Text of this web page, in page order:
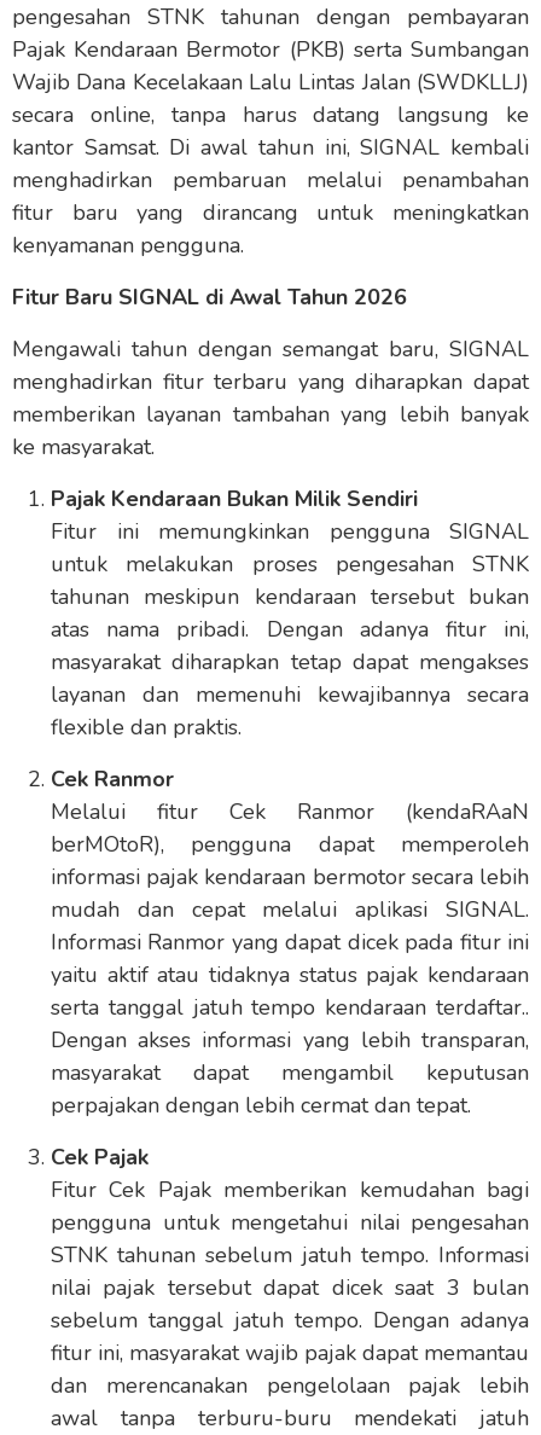
pengesahan STNK tahunan dengan pembayaran
Pajak Kendaraan Bermotor (PKB) serta Sumbangan
Wajib Dana Kecelakaan Lalu Lintas Jalan (SWDKLLJ)
secara online, tanpa harus datang langsung ke
kantor Samsat. Di awal tahun ini, SIGNAL kembali
menghadirkan pembaruan melalui penambahan
fitur baru yang dirancang untuk meningkatkan
kenyamanan pengguna.
Fitur Baru SIGNAL di Awal Tahun 2026
Mengawali tahun dengan semangat baru, SIGNAL
menghadirkan fitur terbaru yang diharapkan dapat
memberikan layanan tambahan yang lebih banyak
ke masyarakat.
Pajak Kendaraan Bukan Milik Sendiri
Fitur ini memungkinkan pengguna SIGNAL
untuk melakukan proses pengesahan STNK
tahunan meskipun kendaraan tersebut bukan
atas nama pribadi. Dengan adanya fitur ini,
masyarakat diharapkan tetap dapat mengakses
layanan dan memenuhi kewajibannya secara
flexible dan praktis.
Cek Ranmor
Melalui fitur Cek Ranmor (kendaRAaN
berMOtoR), pengguna dapat memperoleh
informasi pajak kendaraan bermotor secara lebih
mudah dan cepat melalui aplikasi SIGNAL.
Informasi Ranmor yang dapat dicek pada fitur ini
yaitu aktif atau tidaknya status pajak kendaraan
serta tanggal jatuh tempo kendaraan terdaftar..
Dengan akses informasi yang lebih transparan,
masyarakat dapat mengambil keputusan
perpajakan dengan lebih cermat dan tepat.
Cek Pajak
Fitur Cek Pajak memberikan kemudahan bagi
pengguna untuk mengetahui nilai pengesahan
STNK tahunan sebelum jatuh tempo. Informasi
nilai pajak tersebut dapat dicek saat 3 bulan
sebelum tanggal jatuh tempo. Dengan adanya
fitur ini, masyarakat wajib pajak dapat memantau
dan merencanakan pengelolaan pajak lebih
awal tanpa terburu-buru mendekati jatuh